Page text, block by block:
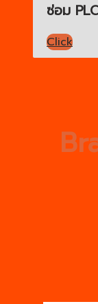
ซ่อม
Click